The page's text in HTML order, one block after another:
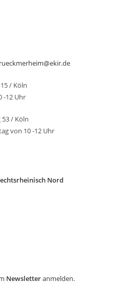
/ Köln
-12 Uhr
/ Köln
von 10 -12 Uhr
Nord
Newsletteranmelden.